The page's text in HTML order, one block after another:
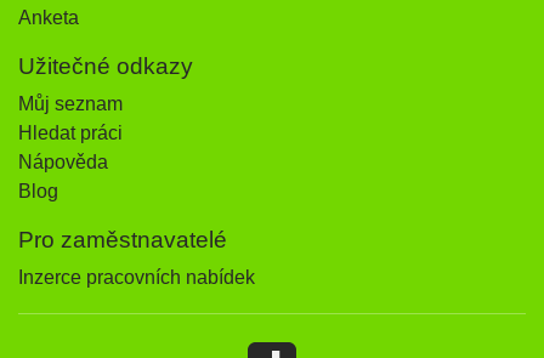
Anketa
Užitečné odkazy
Můj seznam
Hledat práci
Nápověda
Blog
Pro zaměstnavatelé
Inzerce pracovních nabídek